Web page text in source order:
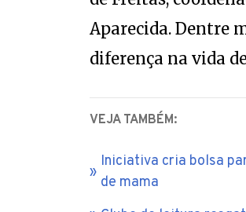
Aparecida. Dentre
diferença na vida
de mama